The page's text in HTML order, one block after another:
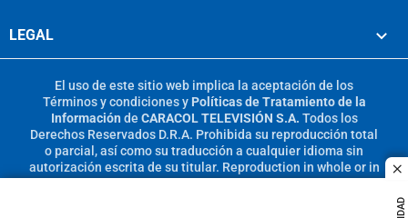
LEGAL
El uso de este sitio web implica la aceptación de los
Términos y condicionesy Políticas de Tratamiento de la
Información de CARACOL TELEVISIÓN S.A. Todos los
Derechos Reservados D.R.A. Prohibida su reproducción total
o parcial, así como su traducción a cualquier idioma sin
autorización escrita de su titular. Reproduction in whole or in